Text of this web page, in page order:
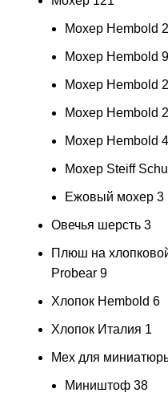
Мохер Hembold
Мохер Hembold
Мохер Hembold
Мохер Hembold
Мохер Hembold
Мохер Steiff
Ежовый мохер 3
Овечья шерсть 3
Плюш на
Probear 9
Хлопок Hembold 6
Хлопок Италия 1
Мех для
Миништоф 38